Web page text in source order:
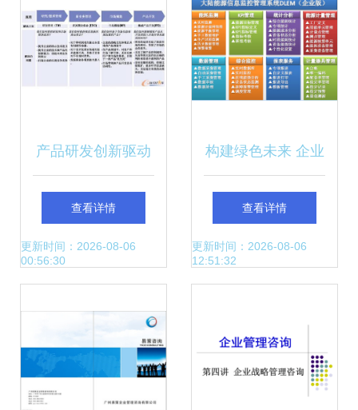
产品研发创新驱动
的企业转型 IBM战
略与IPD解决方案
查看详情
更新时间：2026-08-06
00:56:30
构建绿色未来 企业
能源管理系统如何
赋能企业形象策划
查看详情
更新时间：2026-08-06
12:51:32